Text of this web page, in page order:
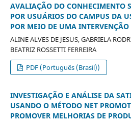
AVALIAÇÃO DO CONHECIMENTO
POR USUÁRIOS DO CAMPUS DA
POR MEIO DE UMA
ALINE ALVES DE JESUS, GABRIELA
BEATRIZ ROSSETTI FERREIRA
PDF (Português (Brasil))
INVESTIGAÇÃO E ANÁLISE DA
USANDO O MÉTODO NET
PROMOVER MELHORIAS DE